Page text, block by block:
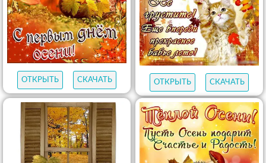
ОТКРЫТЬ СКАЧАТЬ ОТКРЫТЬ СКАЧАТЬ